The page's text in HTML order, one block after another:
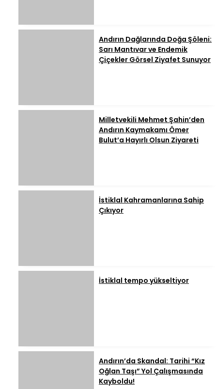
Andırın Dağlarında Doğa Şöleni:
Sarı Mantıvar ve Endemik
Çiçekler Görsel Ziyafet Sunuyor
Milletvekili Mehmet Şahin’den
Andırın Kaymakamı Ömer
Bulut’a Hayırlı Olsun Ziyareti
İstiklal Kahramanlarına Sahip
Çıkıyor
İstiklal tempo yükseltiyor
Andırın’da Skandal: Tarihi “Kız
Oğlan Taşı” Yol Çalışmasında
Kayboldu!